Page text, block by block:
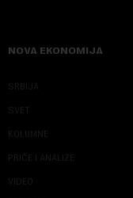
NOVA EKONOMIJA
SRBIJA
SVET
KOLUMNE
PRIČE I ANALIZE
VIDEO